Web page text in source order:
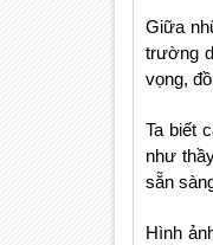
Giữa
trường
vọng,
Ta biết
như
sẵn
Hình